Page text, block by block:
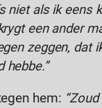
niet als ik eens
een ander
zeggen, dat
hebbe.”
hem: